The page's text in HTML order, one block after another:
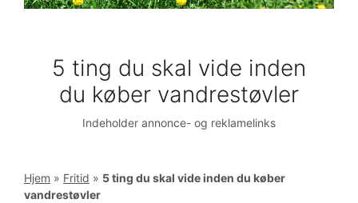
5 ting du skal vide inden
du køber vandrestøvler
Indeholder annonce- og reklamelinks
Hjem » Fritid » 5 ting du skal vide inden du køber
vandrestøvler